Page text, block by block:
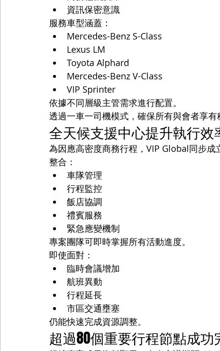
資訊保密意識
服務車型涵蓋：
Mercedes-Benz S-Class
Lexus LM
Toyota Alphard
Mercedes-Benz V-Class
VIP Sprinter
依據不同層級主管需求進行配置。
透過一車一司機模式，確保所有與會者享
全天候支援中心提升執行效
為因應高密度商務行程，VIP Global同步成
整合：
車隊管理
行程監控
飯店協調
禮賓服務
緊急應變機制
專案團隊可即時掌握所有活動進度。
即使面對：
臨時會議增加
航班異動
行程延長
市區交通壅塞
仍能快速完成資源調整。
超過80個重要行程節點成功